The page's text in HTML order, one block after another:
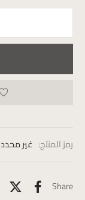
رمز المنتج: غير محدد
Share